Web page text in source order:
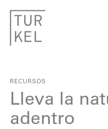
RECURSOS
Lleva la
adentro